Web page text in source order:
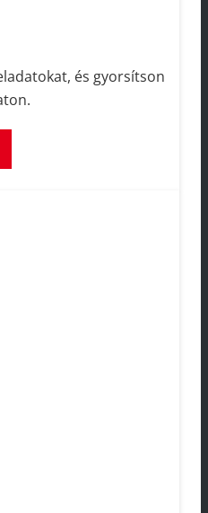
és gyorsítson